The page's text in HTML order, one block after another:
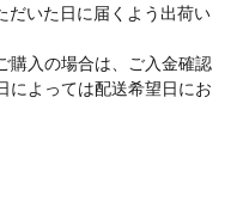
だいた日に届くよう出荷い
購入の場合は、ご入金確認
によっては配送希望日にお